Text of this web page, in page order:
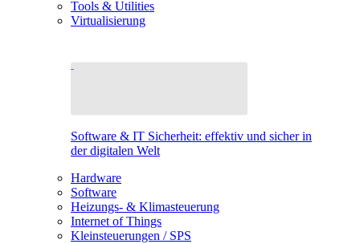
Tools & Utilities
Virtualisierung
Software & IT Sicherheit: effektiv und sicher in
der digitalen Welt
Hardware
Software
Heizungs- & Klimasteuerung
Internet of Things
Kleinsteuerungen / SPS